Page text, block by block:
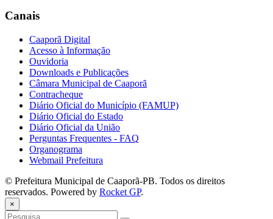
Canais
Caaporã Digital
Acesso à Informação
Ouvidoria
Downloads e Publicações
Câmara Municipal de Caaporã
Contracheque
Diário Oficial do Município (FAMUP)
Diário Oficial do Estado
Diário Oficial da União
Perguntas Frequentes - FAQ
Organograma
Webmail Prefeitura
© Prefeitura Municipal de Caaporã-PB. Todos os direitos
reservados. Powered by Rocket GP.
×